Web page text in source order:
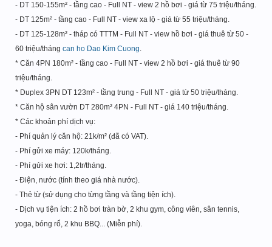
- DT 150-155m² - tầng cao - Full NT - view 2 hồ bơi - giá từ 75 triệu/tháng.
- DT 125m² - tầng cao - Full NT - view xa lộ - giá từ 55 triệu/tháng.
- DT 125-128m² - tháp có TTTM - Full NT - view hồ bơi - giá thuê từ 50 -
60 triệu/tháng can ho Dao Kim Cuong.
* Căn 4PN 180m² - tầng cao - Full NT - view 2 hồ bơi - giá thuê từ 90
triệu/tháng.
* Duplex 3PN DT 123m² - tầng trung - Full NT - giá từ 50 triệu/tháng.
* Căn hộ sân vườn DT 280m² 4PN - Full NT - giá 140 triệu/tháng.
* Các khoản phí dịch vụ:
- Phí quản lý căn hộ: 21k/m² (đã có VAT).
- Phí gửi xe máy: 120k/tháng.
- Phí gửi xe hơi: 1,2tr/tháng.
- Điện, nước (tính theo giá nhà nước).
- Thẻ từ (sử dụng cho từng tầng và tầng tiện ích).
- Dịch vụ tiện ích: 2 hồ bơi tràn bờ, 2 khu gym, công viên, sân tennis,
yoga, bóng rổ, 2 khu BBQ... (Miễn phí).